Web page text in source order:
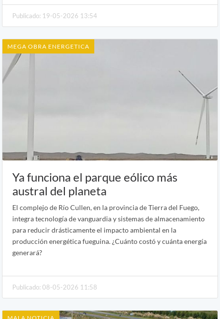
Publicado: 19-05-2026 13:54
MEGA OBRA ENERGETICA
Ya funciona el parque eólico más
austral del planeta
El complejo de Río Cullen, en la provincia de Tierra del Fuego,
integra tecnología de vanguardia y sistemas de almacenamiento
para reducir drásticamente el impacto ambiental en la
producción energética fueguina. ¿Cuánto costó y cuánta energía
generará?
Publicado: 08-05-2026 11:58